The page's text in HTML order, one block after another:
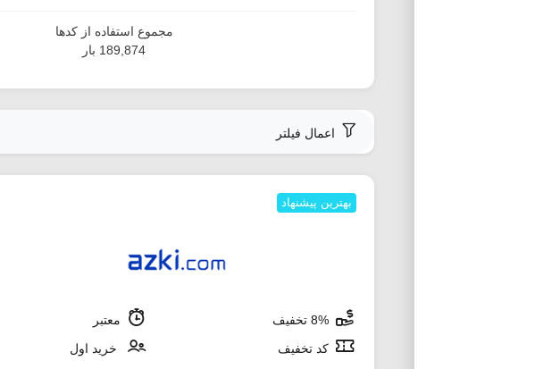
مجموع استفاده از کدها
189,874 بار
اعمال فیلتر
معتبر
کد تخفیف
خرید اول
بهترین پیشنهاد